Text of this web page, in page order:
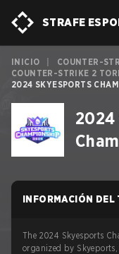
STRAFE
INICIO COUNTER-
COUNTER-STRIKE 2
2024 SKYESPORTS
2024
INFORMACIÓN DEL
The 2024 Skyesports
organized by